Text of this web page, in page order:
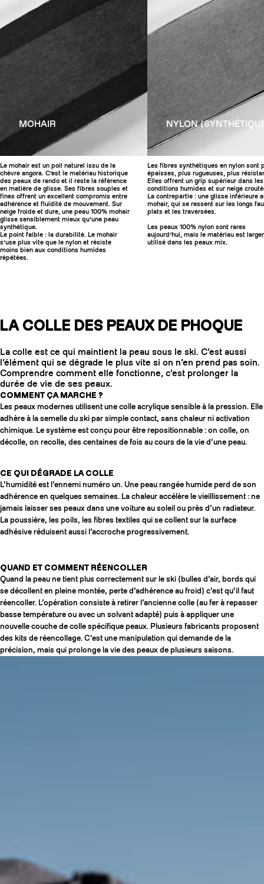
MOHAIR
Le mohair est un poil naturel issu de la
chèvre angora. C’est le matériau historique
des peaux de rando et il reste la référence
en matière de glisse. Ses fibres souples et
fines offrent un excellent compromis entre
adhérence et fluidité de mouvement. Sur
neige froide et dure, une peau 100% mohair
glisse sensiblement mieux qu’une peau
synthétique.
Le point faible : la durabilité. Le mohair
s’use plus vite que le nylon et résiste
moins bien aux conditions humides
répétées.
NYLON
Les fibres synthétiques en nylon sont
épaisses, plus rugueuses, plus
Elles offrent un grip supérieur dans les
conditions humides et sur neige
La contrepartie : une glisse inférieure
mohair, qui se ressent sur les longs
plats et les traversées.
Les peaux 100% nylon sont rares
aujourd’hui, mais le matériau est
utilisé dans les peaux mix.
LA COLLE DES PEAUX DE PHOQUE
La colle est ce qui maintient la peau sous le ski. C’est aussi
l’élément qui se dégrade le plus vite si on n’en prend pas soin.
Comprendre comment elle fonctionne, c’est prolonger la
durée de vie de ses peaux.
COMMENT ÇA MARCHE ?
Les peaux modernes utilisent une colle acrylique sensible à la pression. Elle
adhère à la semelle du ski par simple contact, sans chaleur ni activation
chimique. Le système est conçu pour être repositionnable : on colle, on
décolle, on recolle, des centaines de fois au cours de la vie d’une peau.
CE QUI DÉGRADE LA COLLE
L’humidité est l’ennemi numéro un. Une peau rangée humide perd de son
adhérence en quelques semaines. La chaleur accélère le vieillissement : ne
jamais laisser ses peaux dans une voiture au soleil ou près d’un radiateur.
La poussière, les poils, les fibres textiles qui se collent sur la surface
adhésive réduisent aussi l’accroche progressivement.
QUAND ET COMMENT RÉENCOLLER
Quand la peau ne tient plus correctement sur le ski (bulles d’air, bords qui
se décollent en pleine montée, perte d’adhérence au froid) c’est qu’il faut
réencoller. L’opération consiste à retirer l’ancienne colle (au fer à repasser
basse température ou avec un solvant adapté) puis à appliquer une
nouvelle couche de colle spécifique peaux. Plusieurs fabricants proposent
des kits de réencollage. C’est une manipulation qui demande de la
précision, mais qui prolonge la vie des peaux de plusieurs saisons.